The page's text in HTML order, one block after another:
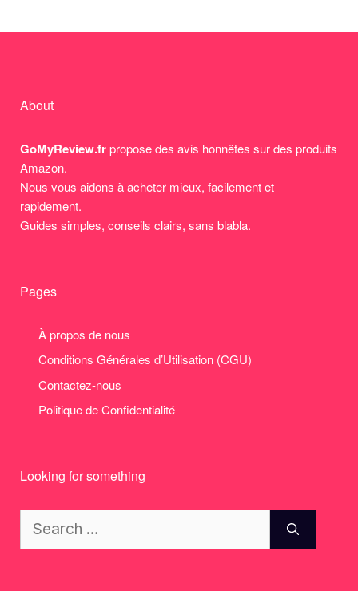
About
GoMyReview.frpropose des avis honnêtes sur des produits
Amazon.
Nous vous aidons à acheter mieux, facilement et
rapidement.
Guides simples, conseils clairs, sans blabla.
Pages
À propos de nous
Conditions Générales d’Utilisation (CGU)
Contactez-nous
Politique de Confidentialité
Looking for something
for: